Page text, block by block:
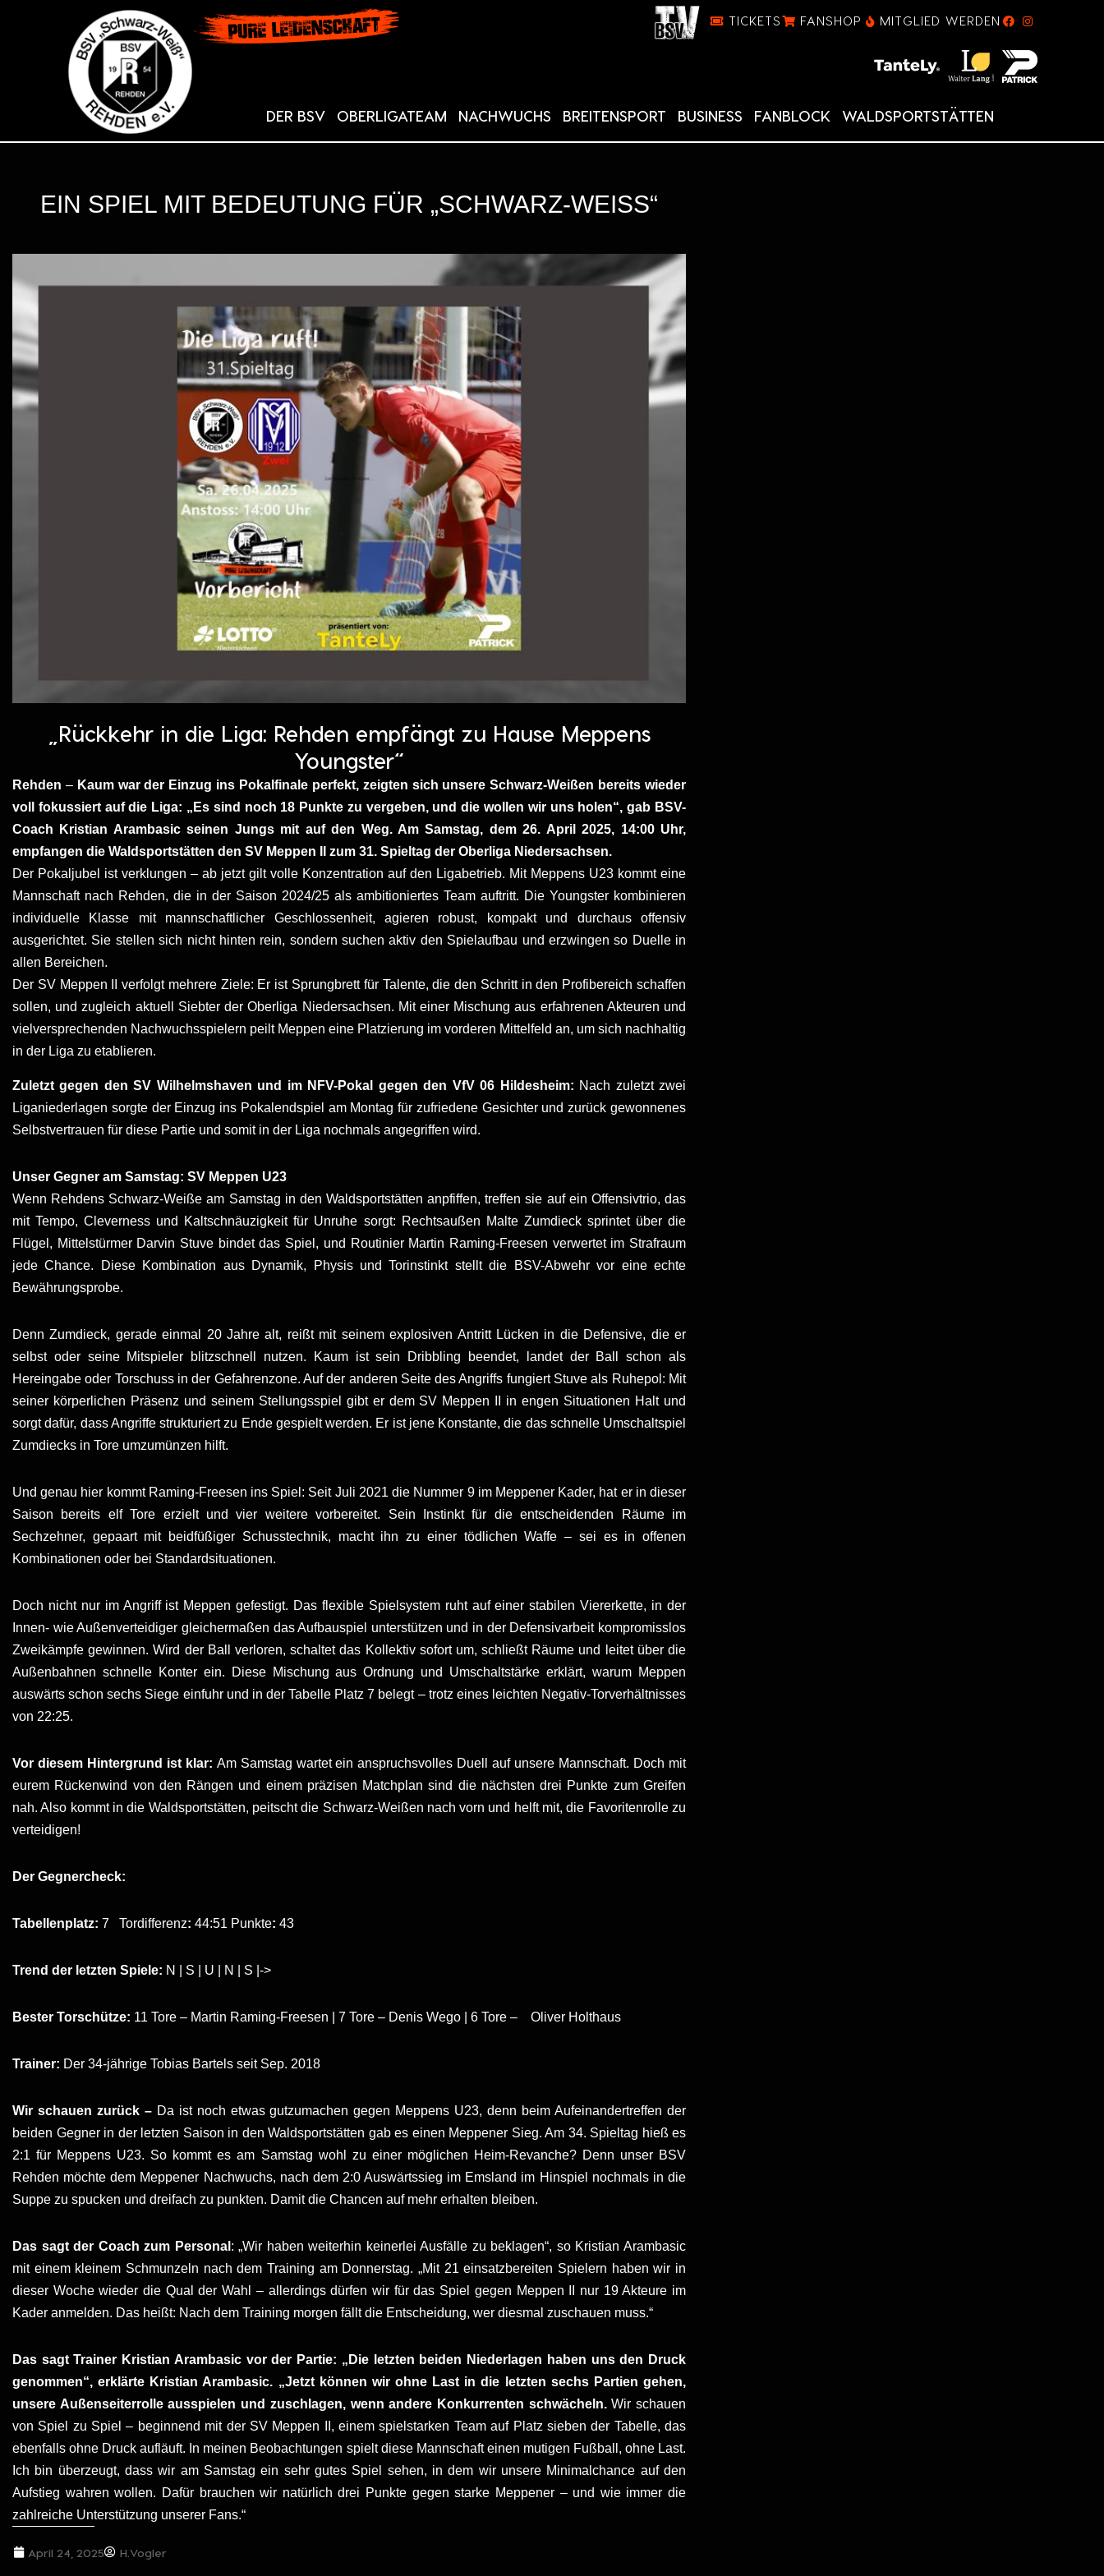
TICKETS FANSHOP MITGLIED WERDEN
DER BSV OBERLIGATEAM NACHWUCHS BREITENSPORT BUSINESS FANBLOCK WALDSPORTSTÄTTEN
EIN SPIEL MIT BEDEUTUNG FÜR „SCHWARZ-WEISS“
„Rückkehr in die Liga: Rehden empfängt zu Hause Meppens
Youngster“
Rehden – Kaum war der Einzug ins Pokalfinale perfekt, zeigten sich unsere Schwarz-Weißen bereits wieder
voll fokussiert auf die Liga: „Es sind noch 18 Punkte zu vergeben, und die wollen wir uns holen“, gab BSV-
Coach Kristian Arambasic seinen Jungs mit auf den Weg. Am Samstag, dem 26. April 2025, 14:00 Uhr,
empfangen die Waldsportstätten den SV Meppen II zum 31. Spieltag der Oberliga Niedersachsen.
Der Pokaljubel ist verklungen – ab jetzt gilt volle Konzentration auf den Ligabetrieb. Mit Meppens U23 kommt eine
Mannschaft nach Rehden, die in der Saison 2024/25 als ambitioniertes Team auftritt. Die Youngster kombinieren
individuelle Klasse mit mannschaftlicher Geschlossenheit, agieren robust, kompakt und durchaus offensiv
ausgerichtet. Sie stellen sich nicht hinten rein, sondern suchen aktiv den Spielaufbau und erzwingen so Duelle in
allen Bereichen.
Der SV Meppen II verfolgt mehrere Ziele: Er ist Sprungbrett für Talente, die den Schritt in den Profibereich schaffen
sollen, und zugleich aktuell Siebter der Oberliga Niedersachsen. Mit einer Mischung aus erfahrenen Akteuren und
vielversprechenden Nachwuchsspielern peilt Meppen eine Platzierung im vorderen Mittelfeld an, um sich nachhaltig
in der Liga zu etablieren.
Zuletzt gegen den SV Wilhelmshaven und im NFV-Pokal gegen den VfV 06 Hildesheim: Nach zuletzt zwei
Liganiederlagen sorgte der Einzug ins Pokalendspiel am Montag für zufriedene Gesichter und zurück gewonnenes
Selbstvertrauen für diese Partie und somit in der Liga nochmals angegriffen wird.
Unser Gegner am Samstag: SV Meppen U23
Wenn Rehdens Schwarz-Weiße am Samstag in den Waldsportstätten anpfiffen, treffen sie auf ein Offensivtrio, das
mit Tempo, Cleverness und Kaltschnäuzigkeit für Unruhe sorgt: Rechtsaußen Malte Zumdieck sprintet über die
Flügel, Mittelstürmer Darvin Stuve bindet das Spiel, und Routinier Martin Raming-Freesen verwertet im Strafraum
jede Chance. Diese Kombination aus Dynamik, Physis und Torinstinkt stellt die BSV-Abwehr vor eine echte
Bewährungsprobe.
Denn Zumdieck, gerade einmal 20 Jahre alt, reißt mit seinem explosiven Antritt Lücken in die Defensive, die er
selbst oder seine Mitspieler blitzschnell nutzen. Kaum ist sein Dribbling beendet, landet der Ball schon als
Hereingabe oder Torschuss in der Gefahrenzone. Auf der anderen Seite des Angriffs fungiert Stuve als Ruhepol: Mit
seiner körperlichen Präsenz und seinem Stellungsspiel gibt er dem SV Meppen II in engen Situationen Halt und
sorgt dafür, dass Angriffe strukturiert zu Ende gespielt werden. Er ist jene Konstante, die das schnelle Umschaltspiel
Zumdiecks in Tore umzumünzen hilft.
Und genau hier kommt Raming-Freesen ins Spiel: Seit Juli 2021 die Nummer 9 im Meppener Kader, hat er in dieser
Saison bereits elf Tore erzielt und vier weitere vorbereitet. Sein Instinkt für die entscheidenden Räume im
Sechzehner, gepaart mit beidfüßiger Schusstechnik, macht ihn zu einer tödlichen Waffe – sei es in offenen
Kombinationen oder bei Standardsituationen.
Doch nicht nur im Angriff ist Meppen gefestigt. Das flexible Spielsystem ruht auf einer stabilen Viererkette, in der
Innen- wie Außenverteidiger gleichermaßen das Aufbauspiel unterstützen und in der Defensivarbeit kompromisslos
Zweikämpfe gewinnen. Wird der Ball verloren, schaltet das Kollektiv sofort um, schließt Räume und leitet über die
Außenbahnen schnelle Konter ein. Diese Mischung aus Ordnung und Umschaltstärke erklärt, warum Meppen
auswärts schon sechs Siege einfuhr und in der Tabelle Platz 7 belegt – trotz eines leichten Negativ-Torverhältnisses
von 22:25.
Vor diesem Hintergrund ist klar: Am Samstag wartet ein anspruchsvolles Duell auf unsere Mannschaft. Doch mit
eurem Rückenwind von den Rängen und einem präzisen Matchplan sind die nächsten drei Punkte zum Greifen
nah. Also kommt in die Waldsportstätten, peitscht die Schwarz-Weißen nach vorn und helft mit, die Favoritenrolle zu
verteidigen!
Der Gegnercheck:
Tabellenplatz: 7 Tordifferenz: 44:51 Punkte: 43
Trend der letzten Spiele: N | S | U | N | S |->
Bester Torschütze: 11 Tore – Martin Raming-Freesen | 7 Tore – Denis Wego | 6 Tore – Oliver Holthaus
Trainer: Der 34-jährige Tobias Bartels seit Sep. 2018
Wir schauen zurück –Da ist noch etwas gutzumachen gegen Meppens U23, denn beim Aufeinandertreffen der
beiden Gegner in der letzten Saison in den Waldsportstätten gab es einen Meppener Sieg. Am 34. Spieltag hieß es
2:1 für Meppens U23. So kommt es am Samstag wohl zu einer möglichen Heim-Revanche? Denn unser BSV
Rehden möchte dem Meppener Nachwuchs, nach dem 2:0 Auswärtssieg im Emsland im Hinspiel nochmals in die
Suppe zu spucken und dreifach zu punkten. Damit die Chancen auf mehr erhalten bleiben.
Das sagt der Coach zum Personal : „Wir haben weiterhin keinerlei Ausfälle zu beklagen“, so Kristian Arambasic
mit einem kleinem Schmunzeln nach dem Training am Donnerstag. „Mit 21 einsatzbereiten Spielern haben wir in
dieser Woche wieder die Qual der Wahl – allerdings dürfen wir für das Spiel gegen Meppen II nur 19 Akteure im
Kader anmelden. Das heißt: Nach dem Training morgen fällt die Entscheidung, wer diesmal zuschauen muss.“
Das sagt Trainer Kristian Arambasic vor der Partie: „Die letzten beiden Niederlagen haben uns den Druck
genommen“, erklärte Kristian Arambasic. „Jetzt können wir ohne Last in die letzten sechs Partien gehen,
unsere Außenseiterrolle ausspielen und zuschlagen, wenn andere Konkurrenten schwächeln.Wir schauen
von Spiel zu Spiel – beginnend mit der SV Meppen II, einem spielstarken Team auf Platz sieben der Tabelle, das
ebenfalls ohne Druck aufläuft. In meinen Beobachtungen spielt diese Mannschaft einen mutigen Fußball, ohne Last.
Ich bin überzeugt, dass wir am Samstag ein sehr gutes Spiel sehen, in dem wir unsere Minimalchance auf den
Aufstieg wahren wollen. Dafür brauchen wir natürlich drei Punkte gegen starke Meppener – und wie immer die
zahlreiche Unterstützung unserer Fans.“
April 24, 2025 H.Vogler